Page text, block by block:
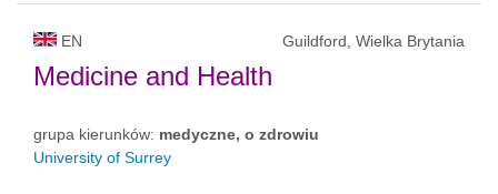
EN Guildford, Wielka Brytania
Medicine and Health
grupa kierunków: medyczne, o zdrowiu
University of Surrey